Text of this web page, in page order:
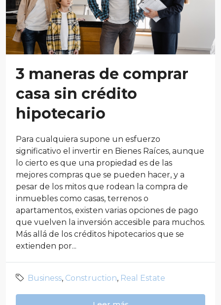
3 maneras de comprar
casa sin crédito
hipotecario
Para cualquiera supone un esfuerzo
significativo el invertir en Bienes Raíces, aunque
lo cierto es que una propiedad es de las
mejores compras que se pueden hacer, y a
pesar de los mitos que rodean la compra de
inmuebles como casas, terrenos o
apartamentos, existen varias opciones de pago
que vuelven la inversión accesible para muchos.
Más allá de los créditos hipotecarios que se
extienden por...
Business, Construction, Real Estate